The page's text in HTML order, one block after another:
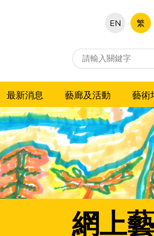
EN 繁
最新消息 藝廊及活動 藝術
網上